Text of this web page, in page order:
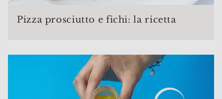
Pizza prosciutto e fichi: la ricetta